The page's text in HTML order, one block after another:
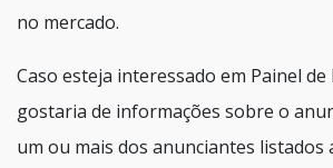
no mercado.
Caso esteja interessado em Painel
gostaria de informações sobre o
um ou mais dos anunciantes listados